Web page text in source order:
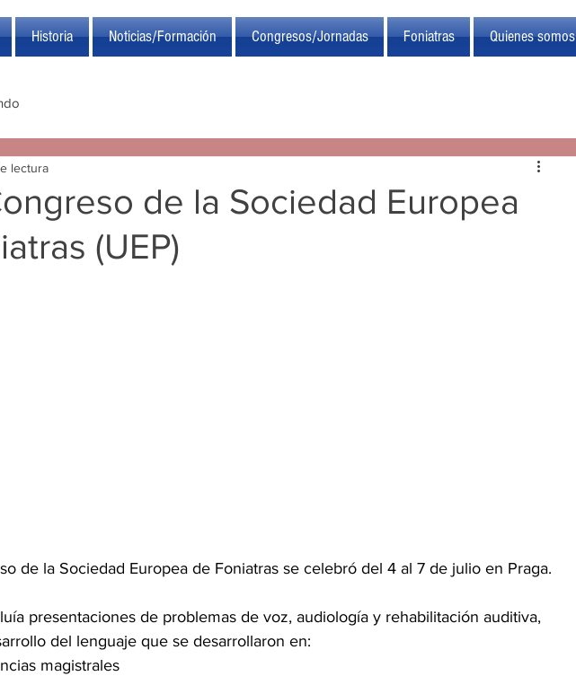
Historia Noticias/Formación Congresos/Jornadas Foniatras Quienes somos
de la Sociedad Europea
(UEP)
lectura
de la Sociedad Europea de Foniatras se celebró del 4 al 7 de julio en Praga.
presentaciones de problemas de voz, audiología y rehabilitación auditiva,
del lenguaje que se desarrollaron en:
magistrales